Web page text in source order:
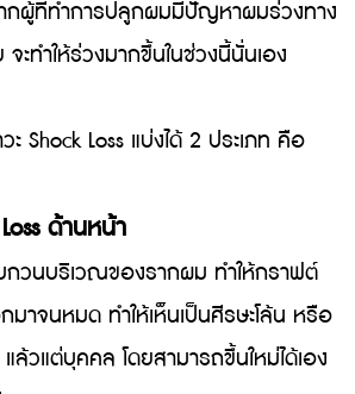
ที่ทำการปลูกผมมีปัญหาผมร่วงทาง
ทำให้ร่วงมากขึ้นในช่วงนี้นั่นเอง
Shock Loss แบ่งได้ 2 ประเภท คือ
ด้านหน้า
นบริเวณของรากผม ทำให้กราฟต์
าจนหมด ทำให้เห็นเป็นศีรษะโล้น หรือ
วแต่บุคคล โดยสามารถขึ้นใหม่ได้เอง